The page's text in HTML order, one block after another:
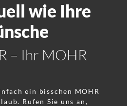
wie Ihre
– Ihr MOHR
ein bisschen MOHR
Rufen Sie uns an,